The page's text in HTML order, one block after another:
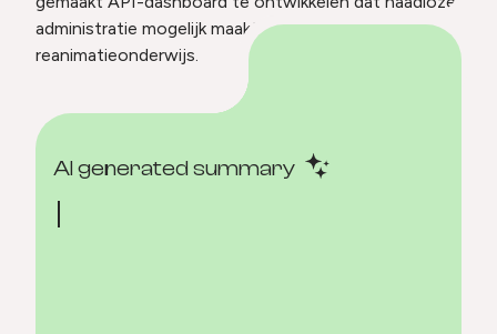
administratie mogelijk maakt voor al hun
reanimatieonderwijs.
AI generated summary